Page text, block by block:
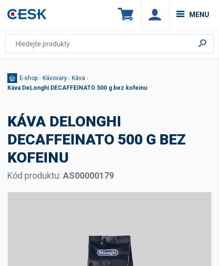
MENU
E-shop › Kávovary › Káva ›
Káva DeLonghi DECAFFEINATO 500 g bez kofeinu
KÁVA DELONGHI
DECAFFEINATO 500 G BEZ
KOFEINU
Kód produktu: AS00000179